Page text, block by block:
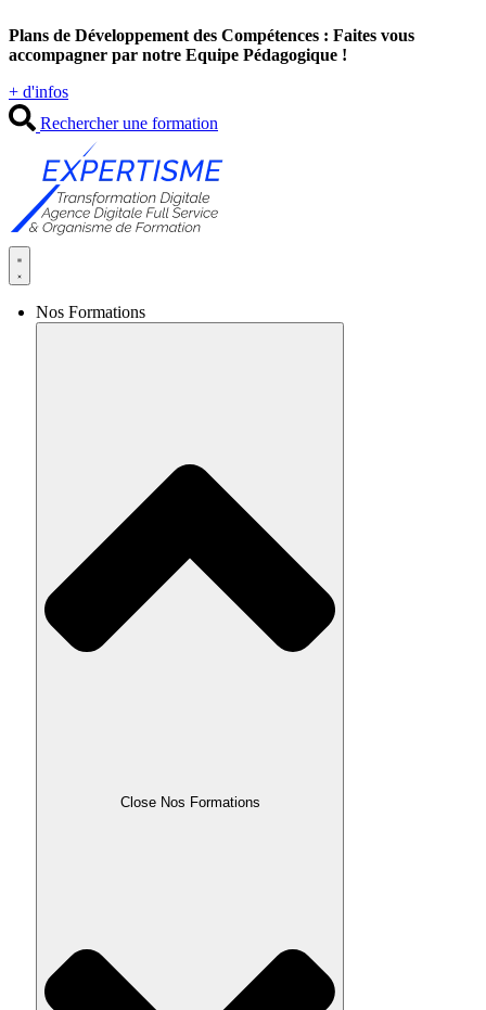
au
contenu
Plans de Développement des Compétences : Faites vous
accompagner par notre Equipe Pédagogique !
+ d'infos
Rechercher une formation
Nos Formations
Close Nos Formations